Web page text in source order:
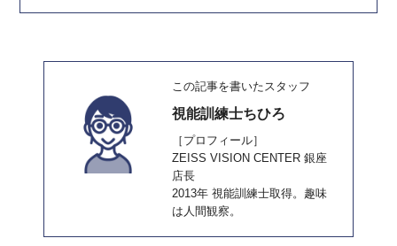
この記事を書いたスタッフ
視能訓練士ちひろ
［プロフィール］
ZEISS VISION CENTER 銀座
店長
2013年 視能訓練士取得。趣味
は人間観察。